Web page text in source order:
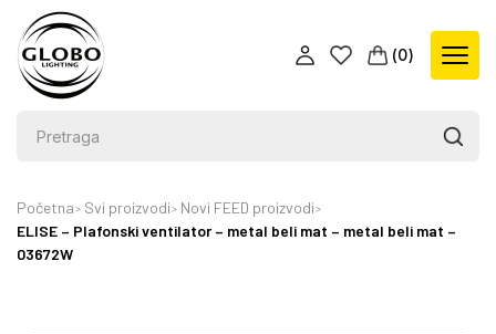
(0)
Početna Svi proizvodi
Novi FEED proizvodi
ELISE – Plafonski ventilator – metal beli mat – metal beli mat –
03672W